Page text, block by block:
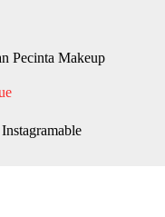
Pecinta Makeup